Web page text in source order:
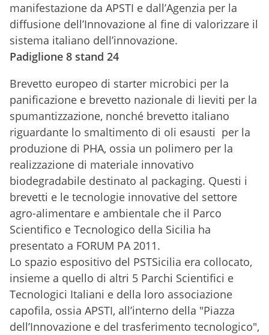
manifestazione da APSTI e dall’Agenzia per la
diffusione dell’Innovazione al fine di valorizzare il
sistema italiano dell’innovazione.
Padiglione 8 stand 24
Brevetto europeo di starter microbici per la
panificazione e brevetto nazionale di lieviti per la
spumantizzazione, nonché brevetto italiano
riguardante lo smaltimento di oli esausti per la
produzione di PHA, ossia un polimero per la
realizzazione di materiale innovativo
biodegradabile destinato al packaging. Questi i
brevetti e le tecnologie innovative del settore
agro-alimentare e ambientale che il Parco
Scientifico e Tecnologico della Sicilia ha
presentato a FORUM PA 2011.
Lo spazio espositivo del PSTSicilia era collocato,
insieme a quello di altri 5 Parchi Scientifici e
Tecnologici Italiani e della loro associazione
capofila, ossia APSTI, all’interno della "Piazza
dell’Innovazione e del trasferimento tecnologico",